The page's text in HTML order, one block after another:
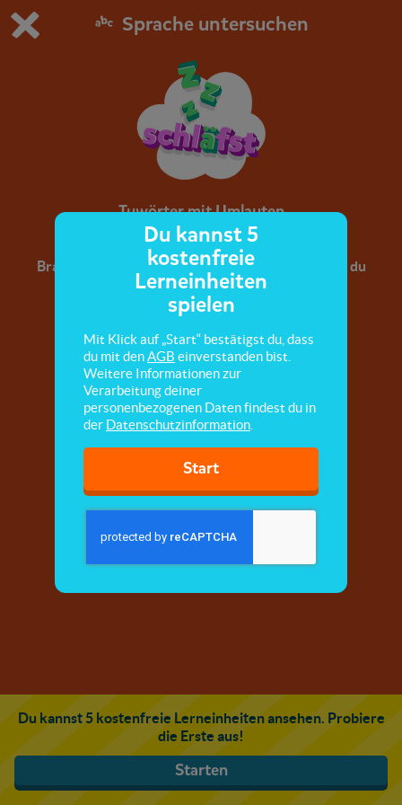
Du spielst die kostenfreie Testversion von scoyo.
Jetzt bestellen
0 1
Sprache untersuchen
Tuwörter mit Umlauten
Brauchen Tuwörter ein ä, e, äu oder eu? Das übst du
hier.
Du kannst 5 kostenfreie Lerneinheiten ansehen. Probiere
die Erste aus!
Starten
Du kannst 5
kostenfreie
Lerneinheiten
spielen
Mit Klick auf „Start“ bestätigst du, dass
du mit denAGB einverstanden bist.
Weitere Informationen zur
Verarbeitung deiner
personenbezogenen Daten findest du in
der Datenschutzinformation
Start